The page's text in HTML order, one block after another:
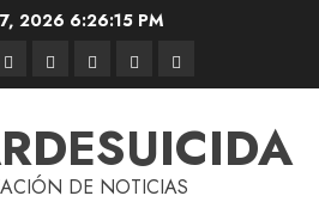
2026 6:26:16 PM
DE NOTICIAS